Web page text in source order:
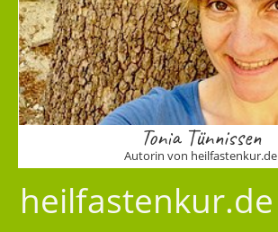
Tonia Tünnissen
Autorin von heilfastenkur.de
heilfastenkur.de